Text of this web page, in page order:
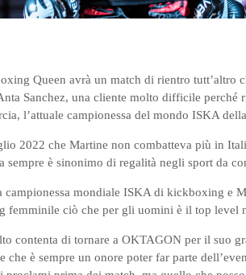
Queen avrà un match di rientro tutt’altro
Sanchez, una cliente molto difficile perché
l’attuale campionessa del mondo ISKA
2022 che Martine non combatteva più in
sempre è sinonimo di regalità negli sport da
campionessa mondiale ISKA di kickboxing e
femminile ciò che per gli uomini è il top level
contenta di tornare a OKTAGON per il suo
che è sempre un onore poter far parte